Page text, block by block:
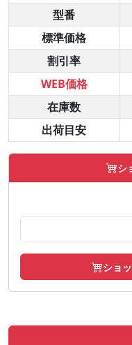
型番
標準価格
割引率
WEB価格
在庫数
出荷目安
シ
ショ